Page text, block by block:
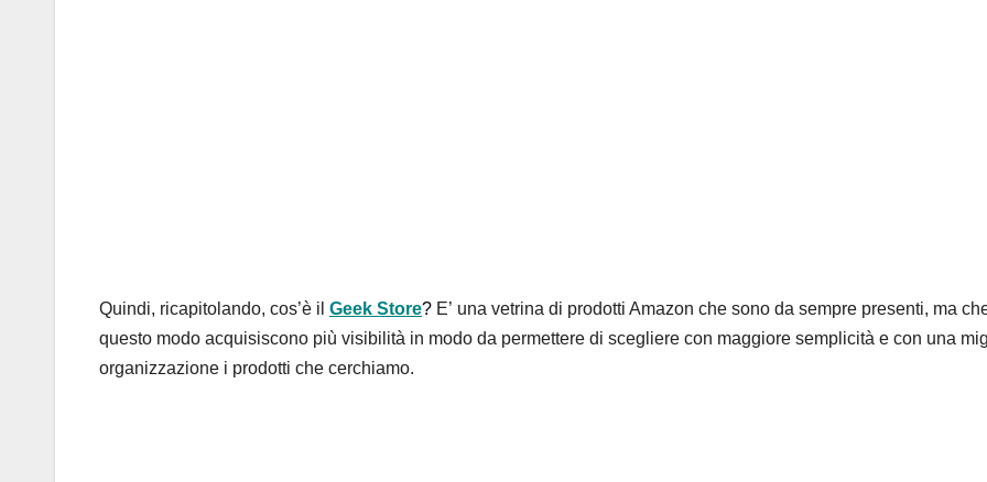
Quindi, ricapitolando, cos’è il Geek Store? E’ una vetrina di prodotti Amazon che sono da sempre presenti, ma
questo modo acquisiscono più visibilità in modo da permettere di scegliere con maggiore semplicità e con una
organizzazione i prodotti che cerchiamo.